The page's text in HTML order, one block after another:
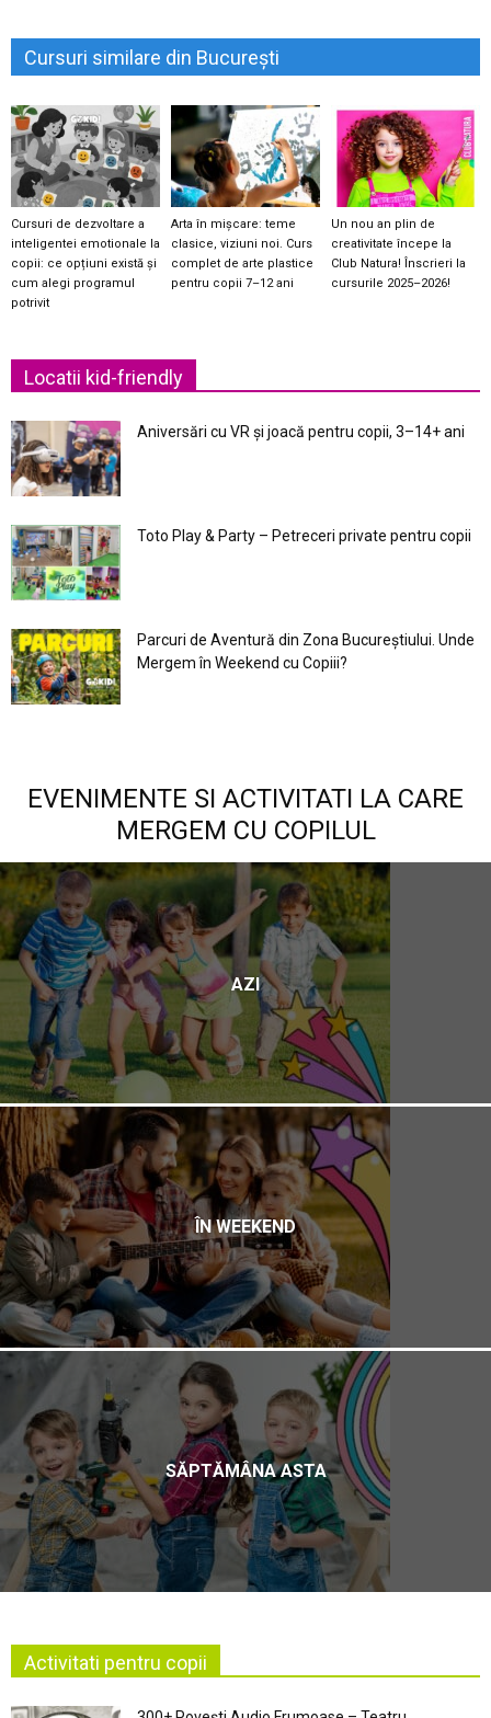
Cursuri similare din București
Cursuri de dezvoltare a
inteligentei emotionale la
copii: ce opțiuni există și
cum alegi programul
potrivit
Arta în mișcare: teme
clasice, viziuni noi. Curs
complet de arte plastice
pentru copii 7–12 ani
Un nou an plin de
creativitate începe la
Club Natura! Înscrieri la
cursurile 2025–2026!
Locatii kid-friendly
Aniversări cu VR și joacă pentru copii, 3–14+ ani
Toto Play & Party – Petreceri private pentru copii
Parcuri de Aventură din Zona Bucureştiului. Unde
Mergem în Weekend cu Copiii?
EVENIMENTE SI ACTIVITATI LA CARE
MERGEM CU COPILUL
AZI
ÎN WEEKEND
SĂPTĂMÂNA ASTA
Activitati pentru copii